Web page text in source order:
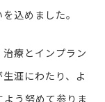
込めました。
療とインプラン
涯にわたり、よ
う努めて参りま